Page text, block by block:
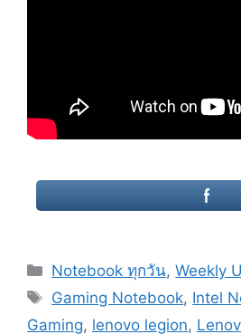
Categories
Notebook ทุกวัน,Weekly
Tags
Gaming Notebook, Intel
Gaming, lenovo legion,